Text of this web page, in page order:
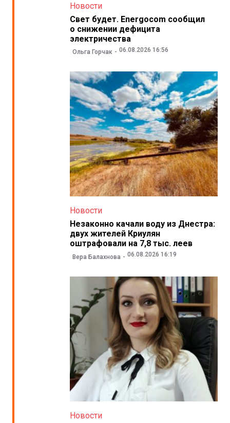
Новости
Свет будет. Energocom сообщил
о снижении дефицита
электричества
Ольга Горчак 06.08.2026 16:56
Новости
Незаконно качали воду из Днестра:
двух жителей Криулян
оштрафовали на 7,8 тыс. леев
Вера Балахнова 06.08.2026 16:19
Новости